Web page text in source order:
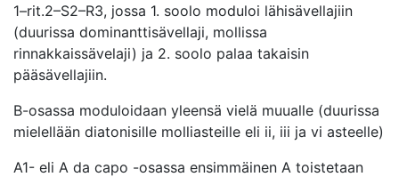
1–rit.2–S2–R3, jossa 1. soolo moduloi lähisävellajiin
(duurissa dominanttisävellaji, mollissa
rinnakkaissävelaji) ja 2. soolo palaa takaisin
pääsävellajiin.
B-osassa moduloidaan yleensä vielä muualle (duurissa
mielellään diatonisille molliasteille eli ii, iii ja vi asteelle)
A1- eli A da capo -osassa ensimmäinen A toistetaan